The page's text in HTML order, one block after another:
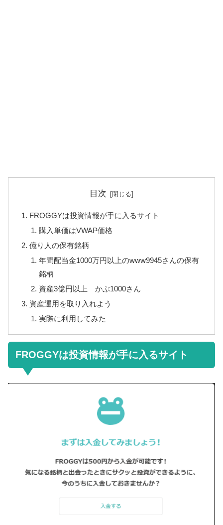
目次
FROGGYは投資情報が手に入るサイト
購入単価はVWAP価格
億り人の保有銘柄
年間配当金1000万円以上のwww9945さんの保有
銘柄
資産3億円以上 かぶ1000さん
資産運用を取り入れよう
実際に利用してみた
FROGGYは投資情報が手に入るサイト